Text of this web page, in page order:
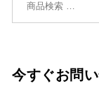
今すぐお問